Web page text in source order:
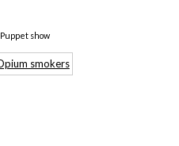
Puppet show